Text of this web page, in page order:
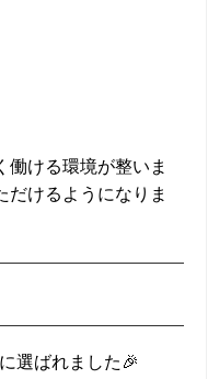
ける環境が整いま
だけるようになりま
選ばれました🎉